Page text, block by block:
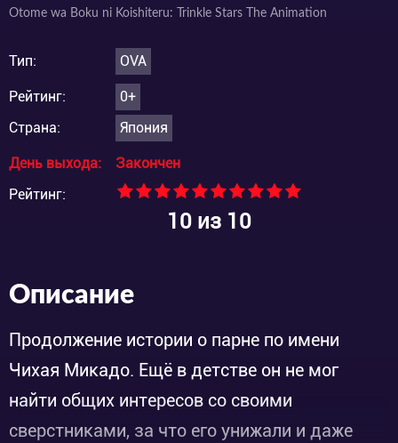
Otome wa Boku ni Koishiteru: Trinkle Stars The Animation
Тип: OVA
Рейтинг:
0+
Страна:
Япония
День выхода:
Закончен
Рейтинг:
10из 10
Описание
Продолжение истории о парне по имени
Чихая Микадо. Ещё в детстве он не мог
найти общих интересов со своими
сверстниками, за что его унижали и даже